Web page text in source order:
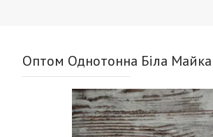
Оптом Однотонна Біла Майка